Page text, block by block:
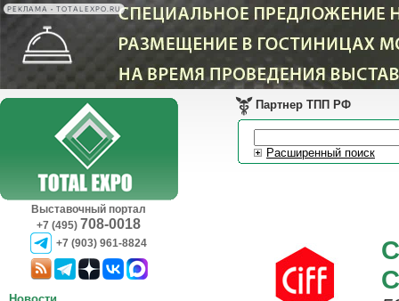
РЕКЛАМА • TOTALEXPO.RU
Выставочный портал
+7 (495) 708-0018
+7 (903) 961-8824
Партнер ТПП РФ
Расширенный поиск